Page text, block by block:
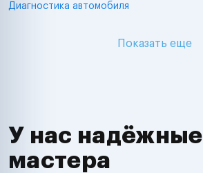
Диагностика автомобиля
Показать еще
У нас надёжные
мастера